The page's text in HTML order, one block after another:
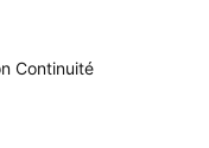
Continuité